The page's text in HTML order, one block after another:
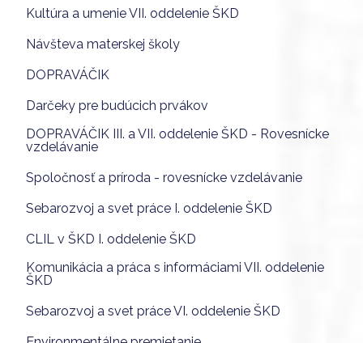
Kultúra a umenie VII. oddelenie ŠKD
Návšteva materskej školy
DOPRAVÁČIK
Darčeky pre budúcich prvákov
DOPRAVÁČIK III. a VII. oddelenie ŠKD - Rovesnícke
vzdelávanie
Spoločnosť a príroda - rovesnícke vzdelávanie
Sebarozvoj a svet práce I. oddelenie ŠKD
CLIL v ŠKD I. oddelenie ŠKD
Komunikácia a práca s informáciami VII. oddelenie
ŠKD
Sebarozvoj a svet práce VI. oddelenie ŠKD